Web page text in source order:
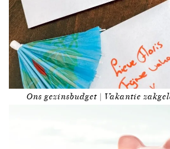
Ons gezinsbudget | Vakantie